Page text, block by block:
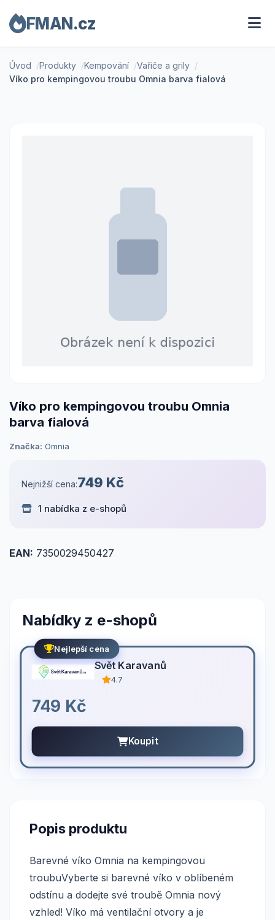
FMAN.cz
Úvod Produkty Kempování
Vařiče a grily
Víko pro kempingovou troubu Omnia barva fialová
Víko pro kempingovou troubu Omnia
barva fialová
Značka: Omnia
Nejnižší cena:749 Kč
1 nabídka z e-shopů
EAN: 7350029450427
Nabídky z e-shopů
Nejlepší cena
Svět Karavanů
4.7
749 Kč
Koupit
Popis produktu
Barevné víko Omnia na kempingovou
troubuVyberte si barevné víko v oblíbeném
odstínu a dodejte své troubě Omnia nový
vzhled! Víko má ventilační otvory a je